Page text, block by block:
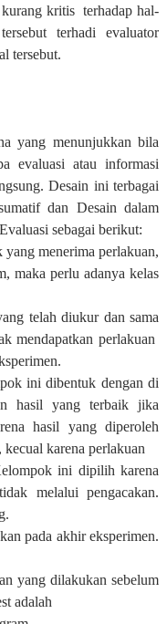
kritis terhadap hal-
terhadi evaluator
tersebut.
yang menunjukkan bila
evaluasi atau informasi
Desain ini terbagai
dan Desain dalam
sebagai berikut:
menerima perlakuan,
maka perlu adanya kelas
telah diukur dan sama
mendapatkan perlakuan
ini dibentuk dengan di
hasil yang terbaik jika
hasil yang diperoleh
karena perlakuan
ini dipilih karena
melalui pengacakan.
pada akhir eksperimen.
yang dilakukan sebelum
adalah